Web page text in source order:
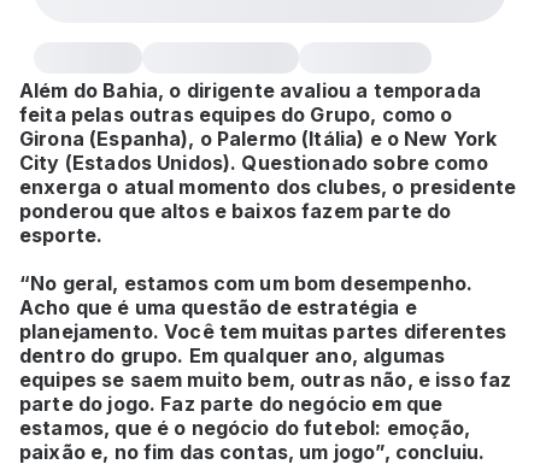
Além do Bahia, o dirigente avaliou a temporada
feita pelas outras equipes do Grupo, como o
Girona (Espanha), o Palermo (Itália) e o New York
City (Estados Unidos). Questionado sobre como
enxerga o atual momento dos clubes, o presidente
ponderou que altos e baixos fazem parte do
esporte.
“No geral, estamos com um bom desempenho.
Acho que é uma questão de estratégia e
planejamento. Você tem muitas partes diferentes
dentro do grupo. Em qualquer ano, algumas
equipes se saem muito bem, outras não, e isso faz
parte do jogo. Faz parte do negócio em que
estamos, que é o negócio do futebol: emoção,
paixão e, no fim das contas, um jogo”, concluiu.